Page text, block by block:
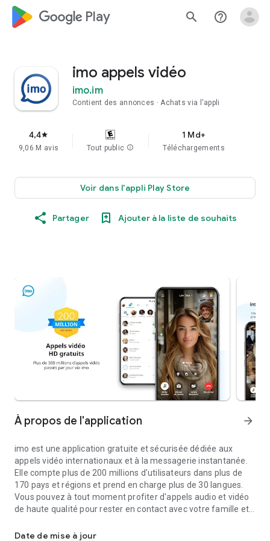
google_logo Play search help_outline
imo appels vidéo
imo.im
Contient des annonces Achats via l'appli
4,4star
9,06 M avis Tout public info
1 Md+
Téléchargements
Voir dans l'appli Play Store
Partager Ajouter à la liste de souhaits
À propos de l'application arrow_forward
imo est une application gratuite et sécurisée dédiée aux
appels vidéo internationaux et à la messagerie instantanée.
Elle compte plus de 200 millions d'utilisateurs dans plus de
170 pays et régions et prend en charge plus de 30 langues.
Vous pouvez à tout moment profiter d'appels audio et vidéo
de haute qualité pour rester en contact avec votre famille et
Appels vidéo et vocaux d'une grande clarté : profitez
Date de mise à jour